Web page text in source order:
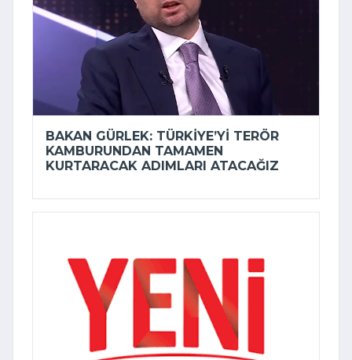
BAKAN GÜRLEK: TÜRKIYE’YI TERÖR
KAMBURUNDAN TAMAMEN
KURTARACAK ADIMLARI ATACAĞIZ